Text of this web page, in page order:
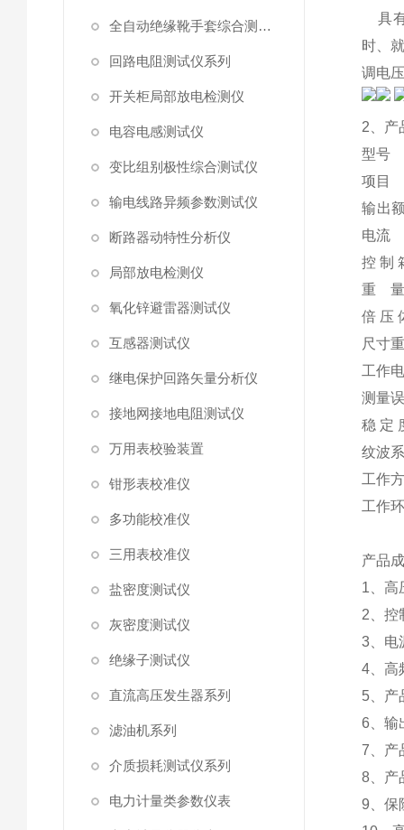
全自动绝缘靴手套综合测试仪
回路电阻测试仪系列
开关柜局部放电检测仪
电容电感测试仪
变比组别极性综合测试仪
输电线路异频参数测试仪
断路器动特性分析仪
局部放电检测仪
氧化锌避雷器测试仪
互感器测试仪
继电保护回路矢量分析仪
接地网接地电阻测试仪
万用表校验装置
钳形表校准仪
多功能校准仪
三用表校准仪
盐密度测试仪
灰密度测试仪
绝缘子测试仪
直流高压发生器系列
滤油机系列
介质损耗测试仪系列
电力计量类参数仪表
具有
时、
调电
2、产
型号
项目
输出
电流
控 制
重
倍 压
尺寸
工作
测量
稳 定
纹波
工作
工作
产品
1、高
2、控
3、电
4、高
5、产
6、输
7、产
8、产
9、保